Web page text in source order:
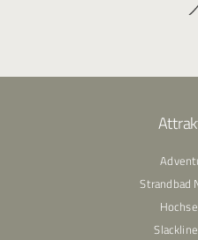
Strandbad